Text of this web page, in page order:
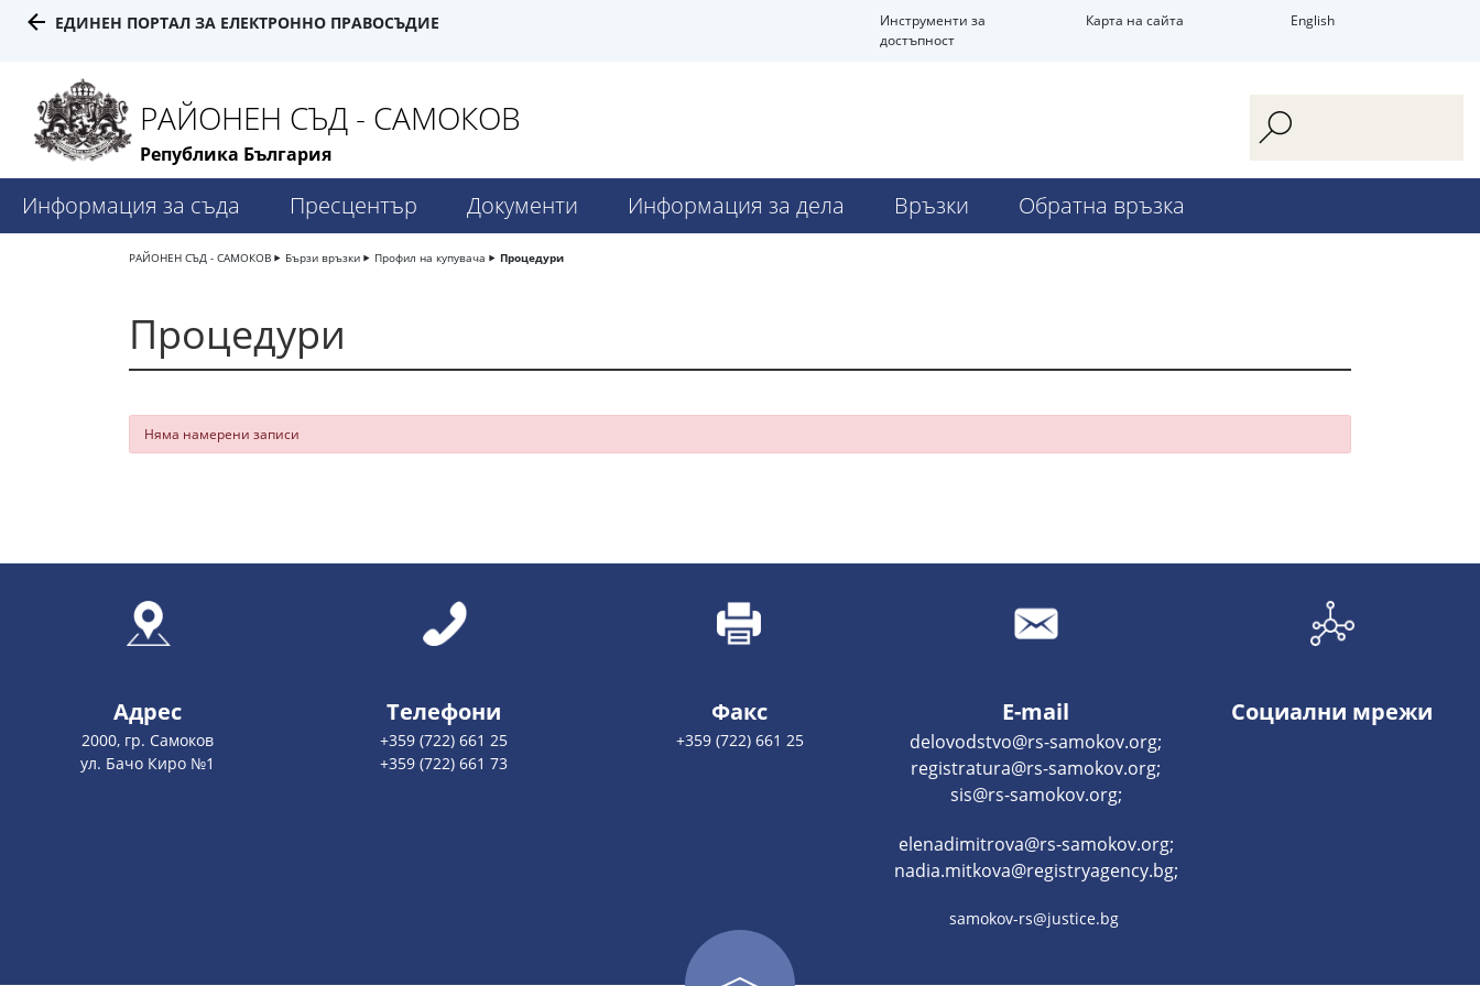
ЕДИНЕН ПОРТАЛ ЗА ЕЛЕКТРОННО ПРАВОСЪДИЕ
Инструменти за
достъпност
Карта на сайта English
РАЙОНЕН СЪД - САМОКОВ
Република България
Информация за съда Пресцентър Документи Информация за дела Връзки Обратна връзка
РАЙОНЕН СЪД - САМОКОВ Бързи връзки Профил на купувача Процедури
Процедури
Няма намерени записи
Адрес
2000, гр. Самоков
ул. Бачо Киро №1
Телефони
+359 (722) 661 25
+359 (722) 661 73
Факс
+359 (722) 661 25
E-mail
delovodstvo@rs-samokov.org;
registratura@rs-samokov.org;
sis@rs-samokov.org;
elenadimitrova@rs-samokov.org;
nadia.mitkova@registryagency.bg;
samokov-rs@justice.bg
Социални мрежи